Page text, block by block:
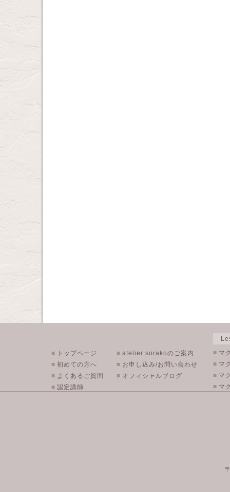
■ トップページ
■ 初めての方へ
■ よくあるご質問
■ 認定講師
■ atelier sorakoのご案内
■ お申し込み/お問い合わせ
■ オフィシャルブログ
■ マ
■ マ
■ マ
■ マ